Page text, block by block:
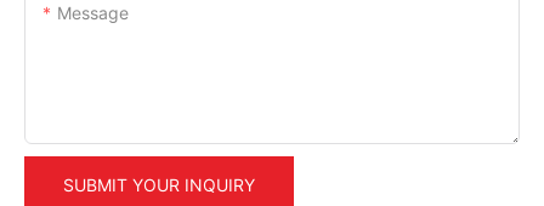
Message
SUBMIT YOUR INQUIRY